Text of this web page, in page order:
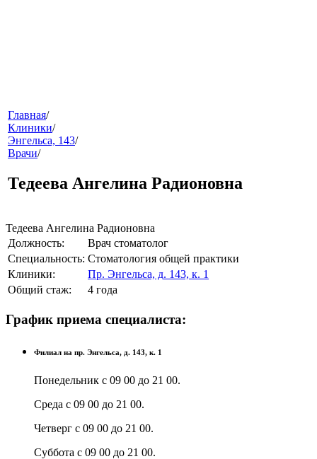
меню
звонок
Главная/
Клиники/
Энгельса, 143/
Врачи/
Тедеева Ангелина Радионовна
Тедеева Ангелина Радионовна
Должность:
Врач стоматолог
Специальность: Стоматология общей практики
Клиники:
Пр. Энгельса, д. 143, к. 1
Общий стаж:
4 года
График приема специалиста:
Филиал на пр. Энгельса, д. 143, к. 1
Понедельник с 09 00 до 21 00.
Среда с 09 00 до 21 00.
Четверг с 09 00 до 21 00.
Суббота с 09 00 до 21 00.